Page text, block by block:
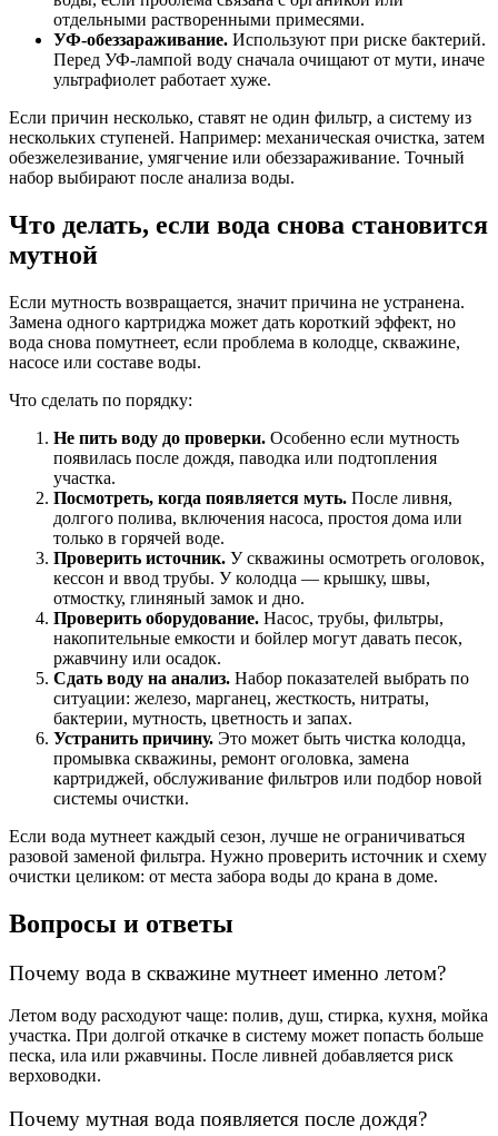
отдельными растворенными примесями.
УФ-обеззараживание. Используют при риске бактерий.
Перед УФ-лампой воду сначала очищают от мути, иначе
ультрафиолет работает хуже.
Если причин несколько, ставят не один фильтр, а систему из
нескольких ступеней. Например: механическая очистка, затем
обезжелезивание, умягчение или обеззараживание. Точный
набор выбирают после анализа воды.
Что делать, если вода снова становится
мутной
Если мутность возвращается, значит причина не устранена.
Замена одного картриджа может дать короткий эффект, но
вода снова помутнеет, если проблема в колодце, скважине,
насосе или составе воды.
Что сделать по порядку:
Не пить воду до проверки. Особенно если мутность
появилась после дождя, паводка или подтопления
участка.
Посмотреть, когда появляется муть. После ливня,
долгого полива, включения насоса, простоя дома или
только в горячей воде.
Проверить источник. У скважины осмотреть оголовок,
кессон и ввод трубы. У колодца — крышку, швы,
отмостку, глиняный замок и дно.
Проверить оборудование. Насос, трубы, фильтры,
накопительные емкости и бойлер могут давать песок,
ржавчину или осадок.
Сдать воду на анализ. Набор показателей выбрать по
ситуации: железо, марганец, жесткость, нитраты,
бактерии, мутность, цветность и запах.
Устранить причину. Это может быть чистка колодца,
промывка скважины, ремонт оголовка, замена
картриджей, обслуживание фильтров или подбор новой
системы очистки.
Если вода мутнеет каждый сезон, лучше не ограничиваться
разовой заменой фильтра. Нужно проверить источник и схему
очистки целиком: от места забора воды до крана в доме.
Вопросы и ответы
Почему вода в скважине мутнеет именно летом?
Летом воду расходуют чаще: полив, душ, стирка, кухня, мойка
участка. При долгой откачке в систему может попасть больше
песка, ила или ржавчины. После ливней добавляется риск
верховодки.
Почему мутная вода появляется после дождя?